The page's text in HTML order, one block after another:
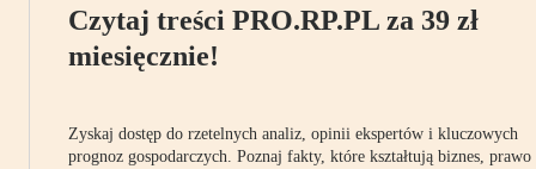
Czytaj treści PRO.RP.PL za 39 zł
miesięcznie!
Zyskaj dostęp do rzetelnych analiz, opinii ekspertów i kluczowych
prognoz gospodarczych. Poznaj fakty, które kształtują biznes, prawo